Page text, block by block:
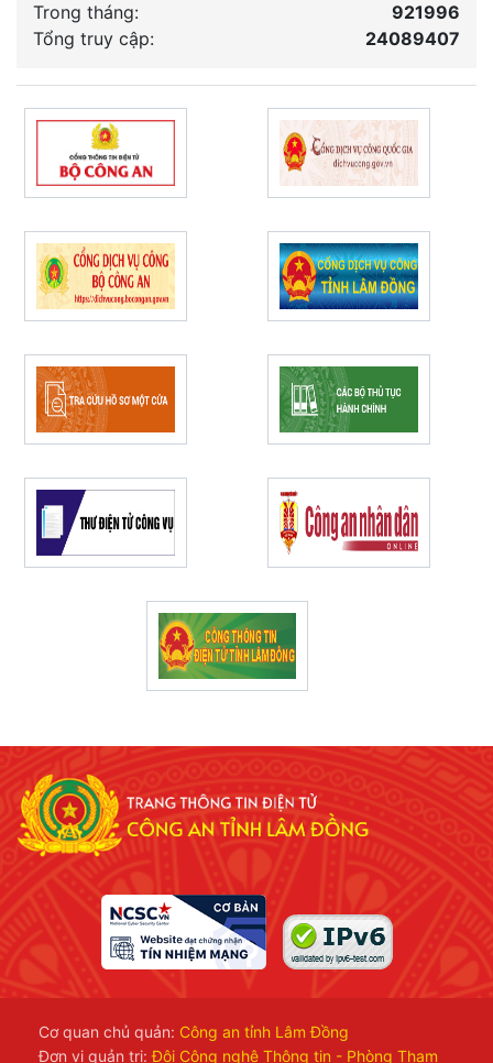
Trong tháng:
921996
Tổng truy cập:
24089407
Cơ quan chủ quản: Công an tỉnh Lâm Đồng
Đơn vị quản trị:Đội Công nghệ Thông tin - Phòng Tham